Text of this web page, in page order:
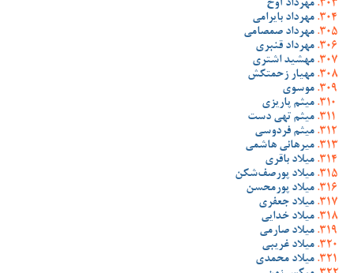
مهرداد آوخ
مهرداد بایرامی
مهرداد صمصامی
مهرداد قنبری
مهشید اشتری
مهیار زحمتکش
موسوی
میثم پاریزی
میثم تهی دست
میثم فردوسی
میرهانی هاشمی
میلاد باقری
میلاد پورصف‌شکن
میلاد پورمحسن
میلاد جعفری
میلاد خدایی
میلاد صارمی
میلاد غریبی
میلاد محمدی